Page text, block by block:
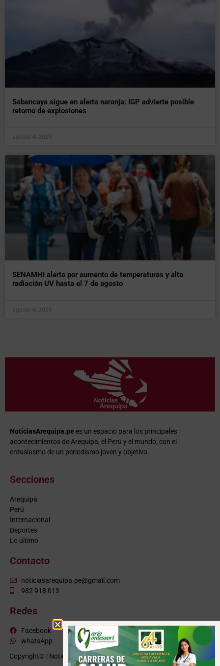
Sabancaya sigue en alerta naranja: IGP advierte posible
retorno de explosiones
agosto 4, 2026
SENAMHI alerta por aumento de temperaturas y alta
radiación UV hasta el 7 de agosto
agosto 4, 2026
NoticiasArequipa.pe es un espacio para los principales
acontecimientos de Arequipa, el Perú y el mundo, con el
entusiasmo de un periodismo joven y objetivo.
Secciones
Arequipa
Perú
Internacional
Deportes
Lo último
Contacto
noticiasarequipa.pe@gmail.com
982 918 013
Redes
Facebook
whatsApp
Copyright© | NoticiasArequipa.pe | Grupo HBA Noticias| Todos los